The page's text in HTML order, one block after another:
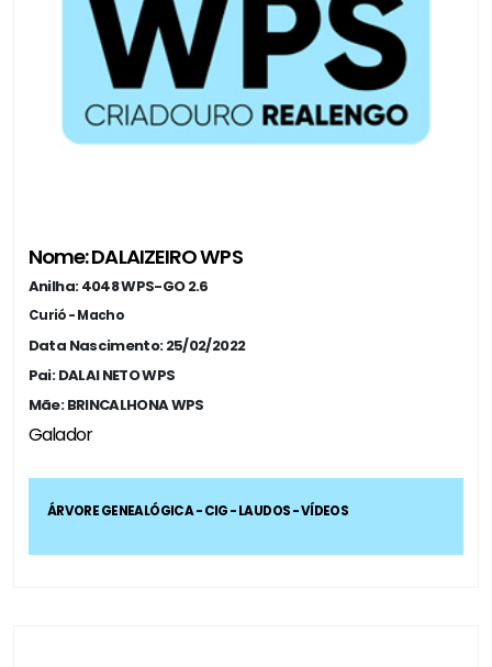
Nome: DALAIZEIRO WPS
Anilha: 4048 WPS-GO 2.6
Curió - Macho
Data Nascimento: 25/02/2022
Pai: DALAI NETO WPS
Mãe: BRINCALHONA WPS
Galador
ÁRVORE GENEALÓGICA - CIG - LAUDOS - VÍDEOS